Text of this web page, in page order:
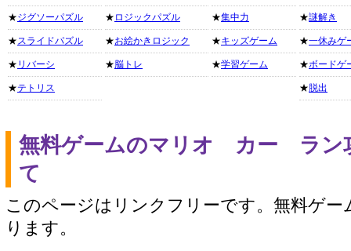
★ジグソーパズル
★スライドパズル
★ リバーシ
★テトリス
★ ロジックパズル
★お絵かきロジック
★脳トレ
★集中力
★キッズゲーム
★学習ゲーム
★謎解き
★一休みゲ
★ボードゲ
★ 脱出
無料ゲームのマリオ カー ラン
て
このページはリンクフリーです。無料ゲー
ります。